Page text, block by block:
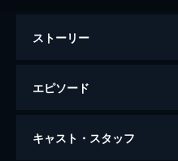
ストーリー
エピソード
第1話 私、キャバ嬢の味方です
キャスト・スタッフ